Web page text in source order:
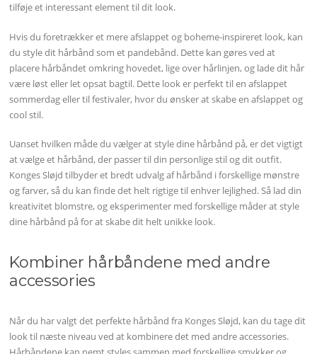
tilføje et interessant element til dit look.
Hvis du foretrækker et mere afslappet og boheme-inspireret look, kan
du style dit hårbånd som et pandebånd. Dette kan gøres ved at
placere hårbåndet omkring hovedet, lige over hårlinjen, og lade dit hår
være løst eller let opsat bagtil. Dette look er perfekt til en afslappet
sommerdag eller til festivaler, hvor du ønsker at skabe en afslappet og
cool stil.
Uanset hvilken måde du vælger at style dine hårbånd på, er det vigtigt
at vælge et hårbånd, der passer til din personlige stil og dit outfit.
Konges Sløjd tilbyder et bredt udvalg af hårbånd i forskellige mønstre
og farver, så du kan finde det helt rigtige til enhver lejlighed. Så lad din
kreativitet blomstre, og eksperimenter med forskellige måder at style
dine hårbånd på for at skabe dit helt unikke look.
Kombiner hårbåndene med andre
accessories
Når du har valgt det perfekte hårbånd fra Konges Sløjd, kan du tage dit
look til næste niveau ved at kombinere det med andre accessories.